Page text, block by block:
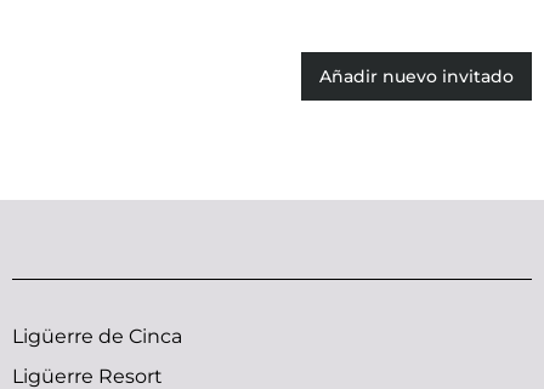
Añadir nuevo invitado
Ligüerre de Cinca
Ligüerre Resort